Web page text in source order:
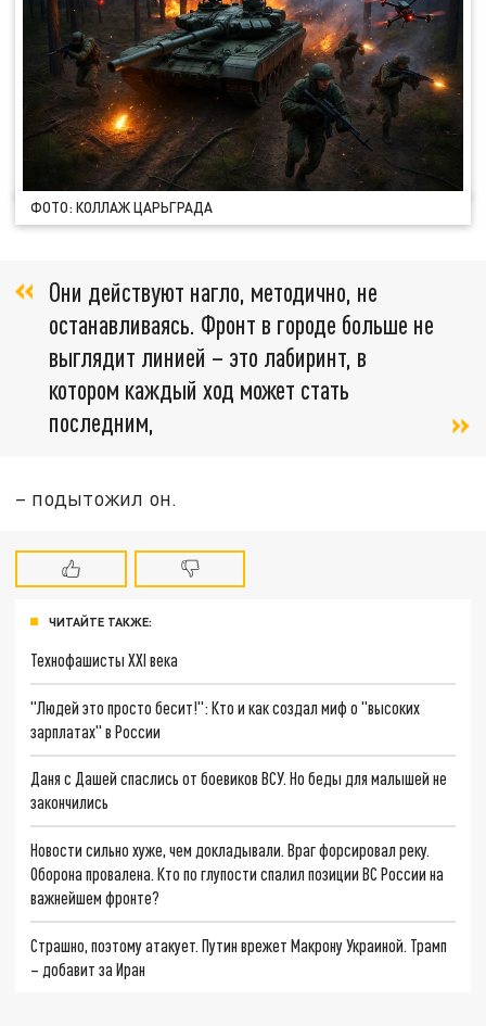
ФОТО: КОЛЛАЖ ЦАРЬГРАДА
Они действуют нагло, методично, не
останавливаясь. Фронт в городе больше не
выглядит линией – это лабиринт, в
котором каждый ход может стать
последним,
– подытожил он.
ЧИТАЙТЕ ТАКЖЕ:
Технофашисты XXI века
"Людей это просто бесит!": Кто и как создал миф о "высоких
зарплатах" в России
Даня с Дашей спаслись от боевиков ВСУ. Но беды для малышей не
закончились
Новости сильно хуже, чем докладывали. Враг форсировал реку.
Оборона провалена. Кто по глупости спалил позиции ВС России на
важнейшем фронте?
Страшно, поэтому атакует. Путин врежет Макрону Украиной. Трамп
– добавит за Иран